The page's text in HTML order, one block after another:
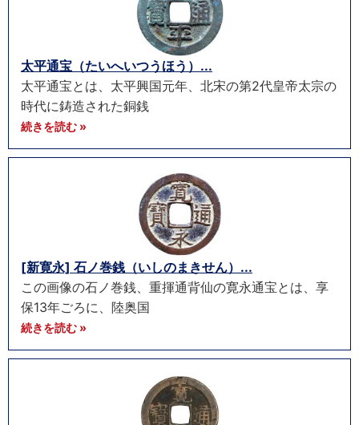
太平通宝（たいへいつうほう）...
太平通宝とは、太平興国元年、北宋の第2代皇帝太宗の
時代に鋳造された銅銭
続きを読む »
[新寛永] 石ノ巻銭（いしのまきせん）...
この画像の石ノ巻銭、重揮通背仙の寛永通宝とは、享
保13年ごろに、陸奥国
続きを読む »